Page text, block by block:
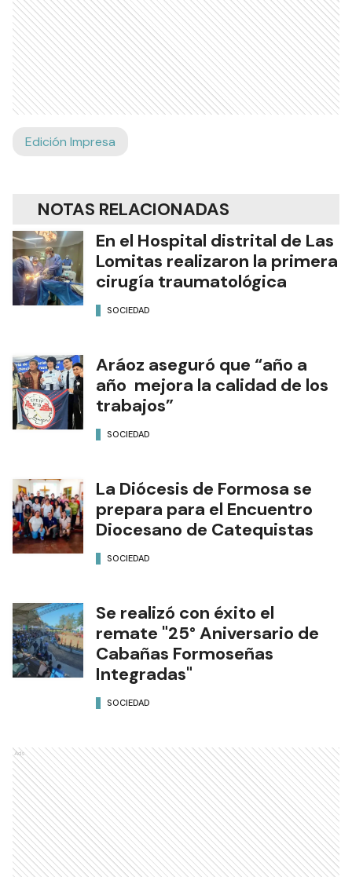
Edición Impresa
NOTAS RELACIONADAS
En el Hospital distrital de Las
Lomitas realizaron la primera
cirugía traumatológica
SOCIEDAD
Aráoz aseguró que “año a
año mejora la calidad de los
trabajos”
SOCIEDAD
La Diócesis de Formosa se
prepara para el Encuentro
Diocesano de Catequistas
SOCIEDAD
Se realizó con éxito el
remate "25° Aniversario de
Cabañas Formoseñas
Integradas"
SOCIEDAD
Ads